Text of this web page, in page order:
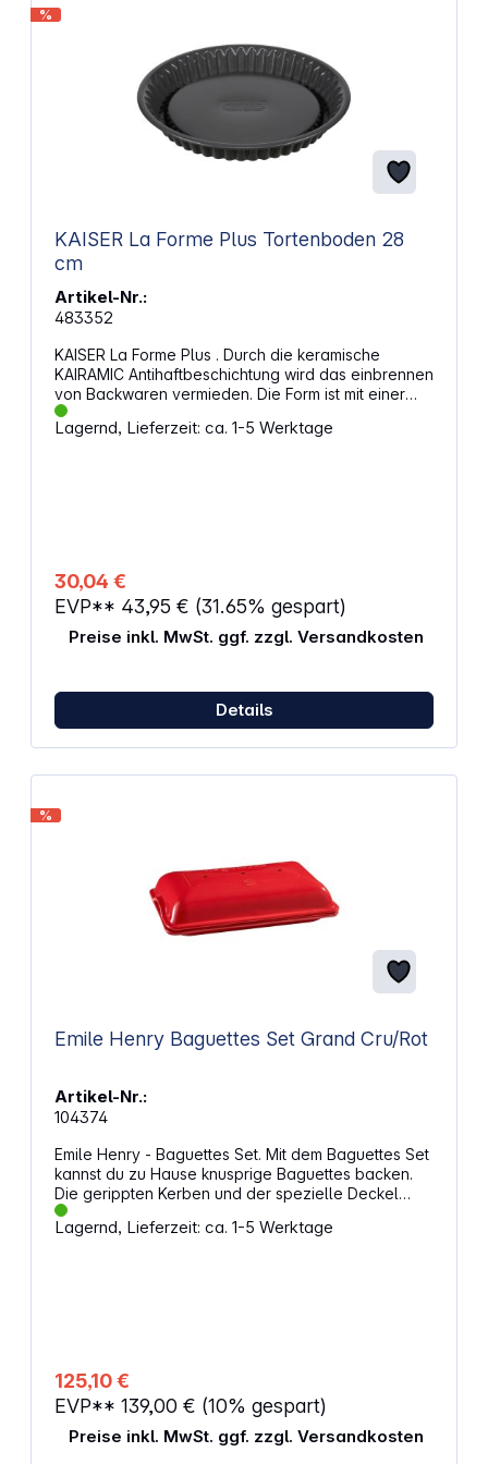
%
KAISER La Forme Plus Tortenboden 28
cm
Artikel-Nr.:
483352
KAISER La Forme Plus . Durch die keramische
KAIRAMIC Antihaftbeschichtung wird das einbrennen
von Backwaren vermieden. Die Form ist mit einer
Glas-Hartlackierung überzogen, so dass Messer
keine Schnittspuren mehr zurücklassen.
Lagernd, Lieferzeit: ca. 1-5 Werktage
30,04 €
EVP** 43,95 € (31.65% gespart)
Preise inkl. MwSt. ggf. zzgl. Versandkosten
Details
%
Emile Henry Baguettes Set Grand Cru/Rot
Artikel-Nr.:
104374
​​​​​Emile Henry - Baguettes Set. Mit dem Baguettes Set
kannst du zu Hause knusprige Baguettes backen.
Die gerippten Kerben und der spezielle Deckel
sorgen für die perfekte Feuchtigkeitsrate und eine
knusprige Kruste. Die Produkte von Emile Henry
lässt sich in der Spülmaschine praktisch reinigen.
Verwandle deine Küche in eine Baguette-
BäckereiDank der gerippten Kerben kleben die
Baguettes nicht an der Form an. Mit dem Deckel
schafft die Form genau die richtige Feuchtigkeit, die
Lagernd, Lieferzeit: ca. 1-5 Werktage
125,10 €
EVP** 139,00 € (10% gespart)
Preise inkl. MwSt. ggf. zzgl. Versandkosten